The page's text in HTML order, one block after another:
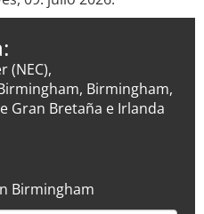
(NEC),
Birmingham,
Gran Bretaña e Irlanda
Birmingham